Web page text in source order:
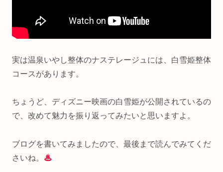
実は温泉いやし整体のナステレージュには、白雪姫整体
コースがあります。
ちょうど、ディズニー映画の白雪姫が公開されているの
で、改めて魅力を振り返ってみたいと思いますよ。
ブログを書いてみましたので、最後まで読んでみてくだ
さいね。 ♨